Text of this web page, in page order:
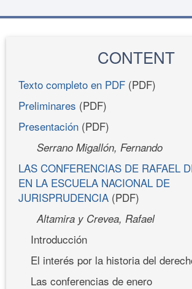
CONTENT
Texto completo en PDF (PDF)
Preliminares (PDF)
Presentación (PDF)
Serrano Migallón, Fernando
LAS CONFERENCIAS DE RAFAEL
EN LA ESCUELA NACIONAL DE
JURISPRUDENCIA (PDF)
Altamira y Crevea, Rafael
Introducción
El interés por la historia del
Las conferencias de enero